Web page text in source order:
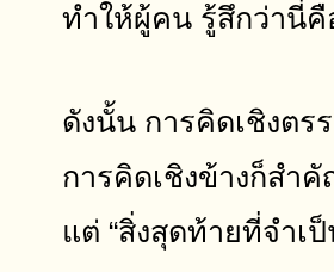
ทำให้ผู้คน รู้สึกว่านี่คื
ดังนั้น การคิดเชิงตร
การคิดเชิงข้างก็สำ
แต่ “สิ่งสุดท้ายที่จำ